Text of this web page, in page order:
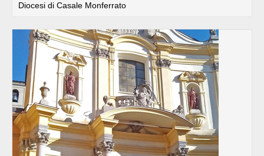
Diocesi di Casale Monferrato